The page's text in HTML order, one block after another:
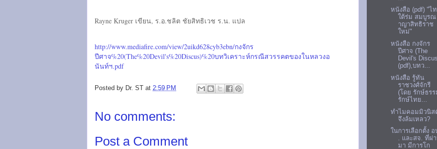
Rayne Kruger เขียน, ร.อ.ชลิต ชัยสิทธิเวช ร.น. แปล
http://www.mediafire.com/view/2uikd628cyb3ebn/กงจักร
ปีศาจ%20(The%20Devil's%20Discus)%20บทวิเคราะห์กรณีสวรรคตของในหลวงอ
นันท์ฯ.pdf
Posted by Dr. ST at 2:59 PM
No comments:
Post a Comment
หนังสือ (pdf) "ไ
ใต้ร่ม สมบูรณ
าญาสิทธิราช
ใหม่"
หนังสือ กงจักร
ปีศาจ (The
Devil's
(pdf),บทว...
หนังสือ รู้ทัน
ราชวงศ์จักรี
(โดย รักษ์ธรร
รักษ์ไทย...
ทำไมคอมมิวนิส
จึงล้มเหลว?
ในการเลือกตั้ง อ
. และสจ. ที่ผ่
มา มีการโก